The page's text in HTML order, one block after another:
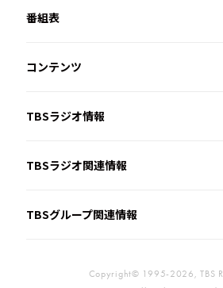
番組表
コンテンツ
TBSラジオ情報
TBSラジオ関連情報
TBSグループ関連情報
Copyright© 1995-2026, TBS